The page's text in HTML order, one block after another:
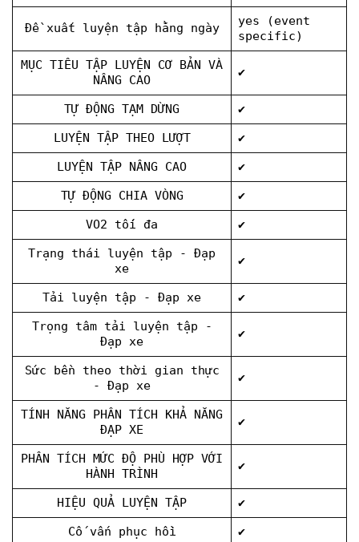
Đề xuất luyện tập hằng ngày
yes (event
specific)
MỤC TIÊU TẬP LUYỆN CƠ BẢN VÀ
NÂNG CAO
✔
TỰ ĐỘNG TẠM DỪNG
✔
LUYỆN TẬP THEO LƯỢT
✔
LUYỆN TẬP NÂNG CAO
✔
TỰ ĐỘNG CHIA VÒNG
✔
VO2 tối đa
✔
Trạng thái luyện tập - Đạp
xe
✔
Tải luyện tập - Đạp xe
✔
Trọng tâm tải luyện tập -
Đạp xe
✔
Sức bền theo thời gian thực
- Đạp xe
✔
TÍNH NĂNG PHÂN TÍCH KHẢ NĂNG
ĐẠP XE
✔
PHÂN TÍCH MỨC ĐỘ PHÙ HỢP VỚI
HÀNH TRÌNH
✔
HIỆU QUẢ LUYỆN TẬP
✔
Cố vấn phục hồi
✔